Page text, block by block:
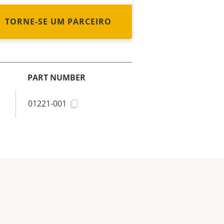
TORNE-SE UM PARCEIRO
PART NUMBER
01221-001